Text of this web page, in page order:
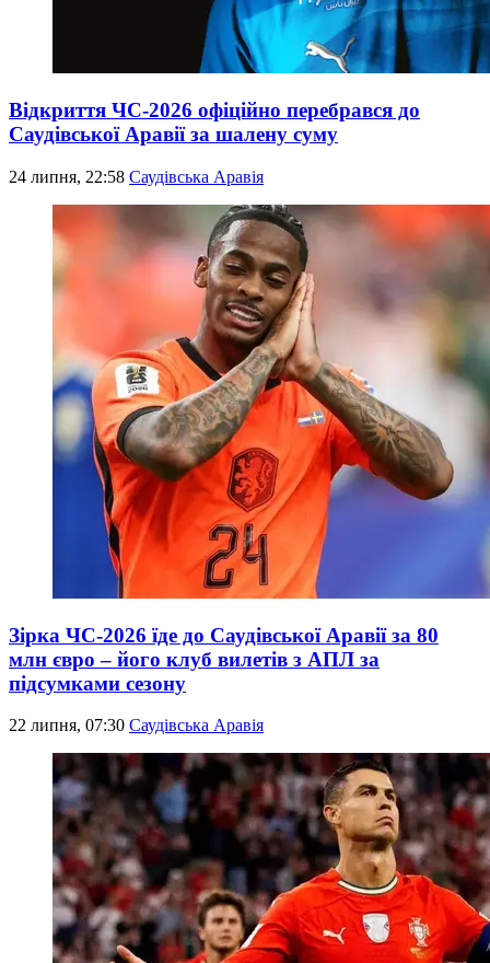
Відкриття ЧС-2026 офіційно перебрався до
Саудівської Аравії за шалену суму
24 липня, 22:58 Саудівська Аравія
Зірка ЧС-2026 їде до Саудівської Аравії за 80
млн євро – його клуб вилетів з АПЛ за
підсумками сезону
22 липня, 07:30 Саудівська Аравія